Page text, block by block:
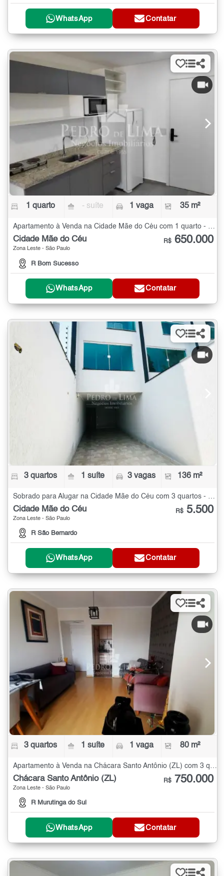
WhatsApp Contatar
1 quarto - suíte 1 vaga 35 m²
Apartamento à Venda na Cidade Mãe do Céu com 1 quarto - 35 m²
Cidade Mãe do Céu
Zona Leste - São Paulo
R Bom Sucesso
R$ 650.000
WhatsApp Contatar
3 quartos 1 suíte 3 vagas 136 m²
Cidade Mãe do Céu
Zona Leste - São Paulo
R São Bernardo
R$ 5.500
WhatsApp Contatar
3 quartos 1 suíte 1 vaga 80 m²
Apartamento à Venda na Chácara Santo Antônio (ZL) com 3 quartos - 80 m²
Chácara Santo Antônio (ZL)
Zona Leste - São Paulo
R Murutinga do Sul
R$ 750.000
WhatsApp Contatar